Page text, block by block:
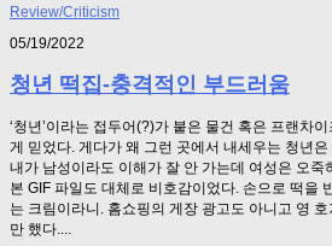
Review/Criticism
05/19/2022
청년 떡집-충격적인 부드러움
‘청년’이라는 접두어(?)가 붙은 물건 혹은 프랜차
게 믿었다. 게다가 왜 그런 곳에서 내세우는 청년
내가 남성이라도 이해가 잘 안 가는데 여성은 오죽
본 GIF 파일도 대체로 비호감이었다. 손으로 떡을
는 크림이라니. 홈쇼핑의 게장 광고도 아니고 영
만 했다....